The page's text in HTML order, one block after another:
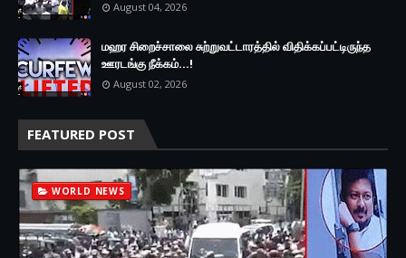
August 04, 2026
மஹர சிறைச்சாலை சுற்றுவட்டாரத்தில் விதிக்கப்பட்டிருந்த
ஊரடங்கு நீக்கம்...!
August 02, 2026
FEATURED POST
WORLD NEWS